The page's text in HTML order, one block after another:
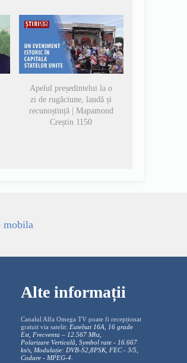
Apelul președintelui la o
zi de rugăciune, laudă și
recunoștință | Mapamond
Creștin 1150
Alte informații
Canalul Alfa Omega TV poate fi recepționat
gratuit via satelit: Eutelsat 16A, 16 grade
Est, Frecventa – 12.567 Mhz,
Polarizare Verticală, Symbol rate - 16.667
ks/s, Modulație: DVB-S2,8PSK, FEC - 3/5,
Codare - MPEG-4